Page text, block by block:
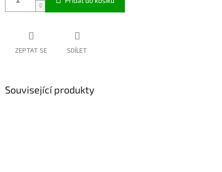
ZEPTAT SE SDÍLET
Související produkty